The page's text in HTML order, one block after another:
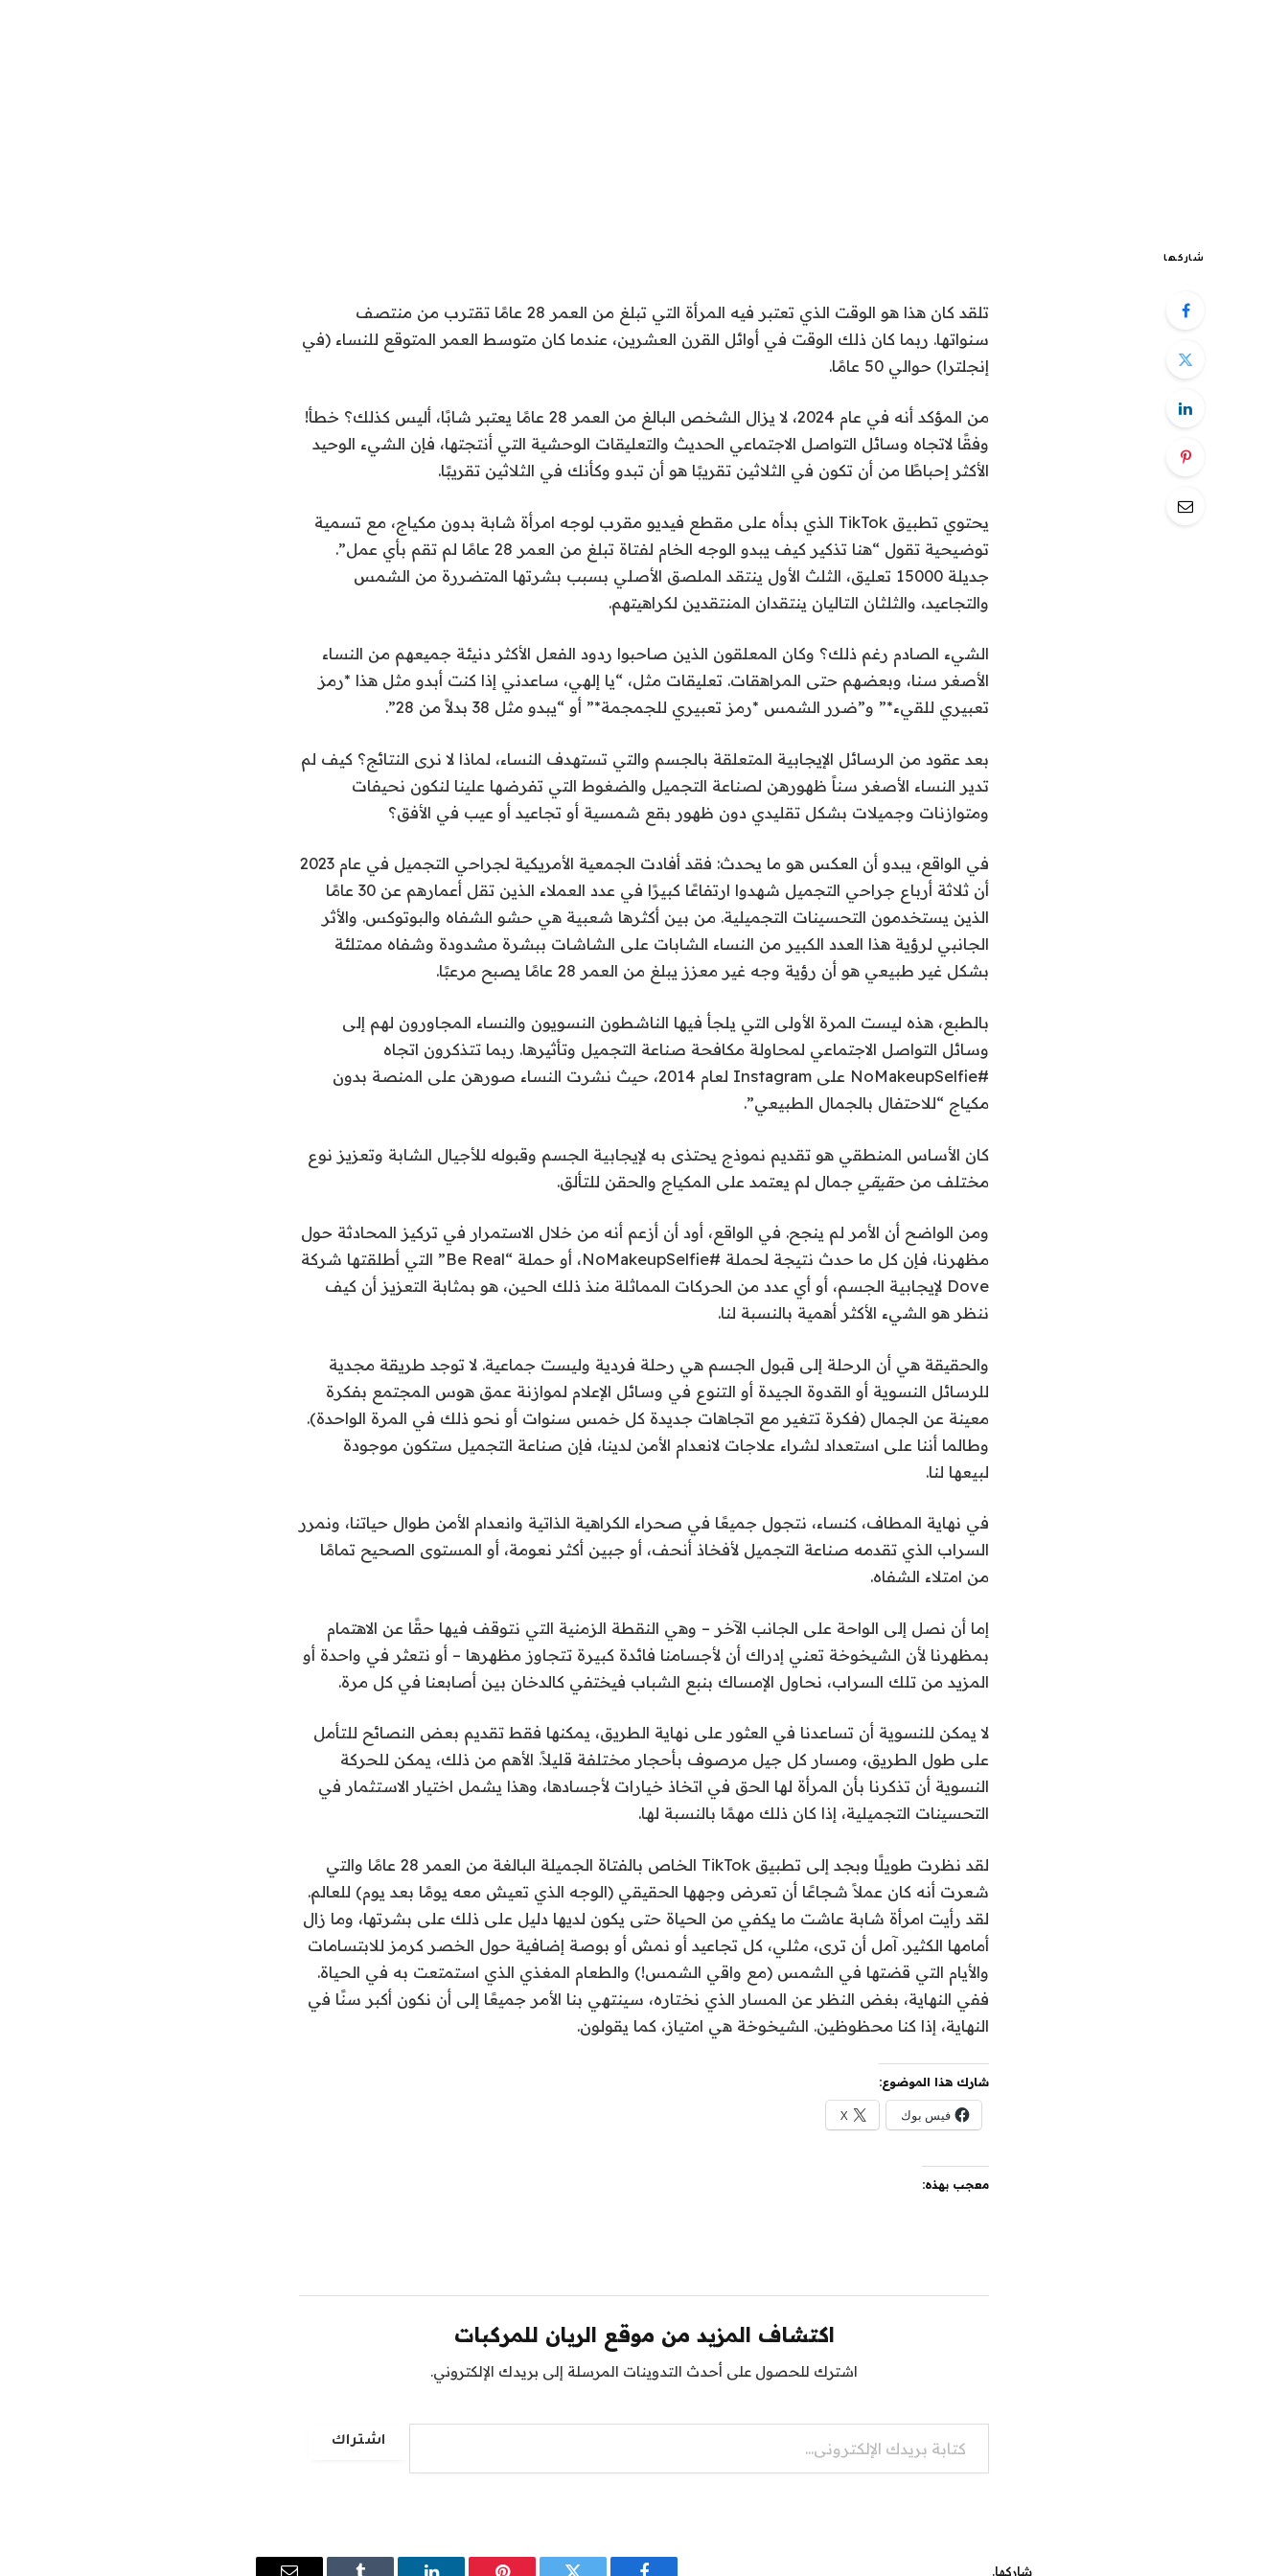
شاركها
ت
لقد كان هذا هو الوقت الذي تعتبر فيه المرأة التي تبلغ من العمر 28 عامًا تقترب من منتصف
سنواتها. ربما كان ذلك الوقت في أوائل القرن العشرين، عندما كان متوسط ​​العمر المتوقع للنساء (في
إنجلترا) حوالي 50 عامًا.
من المؤكد أنه في عام 2024، لا يزال الشخص البالغ من العمر 28 عامًا يعتبر شابًا، أليس كذلك؟ خطأ!
وفقًا لاتجاه وسائل التواصل الاجتماعي الحديث والتعليقات الوحشية التي أنتجتها، فإن الشيء الوحيد
الأكثر إحباطًا من أن تكون في الثلاثين تقريبًا هو أن تبدو وكأنك في الثلاثين تقريبًا.
يحتوي تطبيق TikTok الذي بدأه على مقطع فيديو مقرب لوجه امرأة شابة بدون مكياج، مع تسمية
توضيحية تقول “هنا تذكير كيف يبدو الوجه الخام لفتاة تبلغ من العمر 28 عامًا لم تقم بأي عمل”.
جديلة 15000 تعليق، الثلث الأول ينتقد الملصق الأصلي بسبب بشرتها المتضررة من الشمس
والتجاعيد، والثلثان التاليان ينتقدان المنتقدين لكراهيتهم.
الشيء الصادم رغم ذلك؟ وكان المعلقون الذين صاحبوا ردود الفعل الأكثر دنيئة جميعهم من النساء
الأصغر سنا، وبعضهم حتى المراهقات. تعليقات مثل، “يا إلهي، ساعدني إذا كنت أبدو مثل هذا *رمز
تعبيري للقيء*” و”ضرر الشمس *رمز تعبيري للجمجمة*” أو “يبدو مثل 38 بدلاً من 28”.
بعد عقود من الرسائل الإيجابية المتعلقة بالجسم والتي تستهدف النساء، لماذا لا نرى النتائج؟ كيف لم
تدير النساء الأصغر سناً ظهورهن لصناعة التجميل والضغوط التي تفرضها علينا لنكون نحيفات
ومتوازنات وجميلات بشكل تقليدي دون ظهور بقع شمسية أو تجاعيد أو عيب في الأفق؟
في الواقع، يبدو أن العكس هو ما يحدث: فقد أفادت الجمعية الأمريكية لجراحي التجميل في عام 2023
أن ثلاثة أرباع جراحي التجميل شهدوا ارتفاعًا كبيرًا في عدد العملاء الذين تقل أعمارهم عن 30 عامًا
الذين يستخدمون التحسينات التجميلية. من بين أكثرها شعبية هي حشو الشفاه والبوتوكس. والأثر
الجانبي لرؤية هذا العدد الكبير من النساء الشابات على الشاشات ببشرة مشدودة وشفاه ممتلئة
بشكل غير طبيعي هو أن رؤية وجه غير معزز يبلغ من العمر 28 عامًا يصبح مرعبًا.
بالطبع، هذه ليست المرة الأولى التي يلجأ فيها الناشطون النسويون والنساء المجاورون لهم إلى
وسائل التواصل الاجتماعي لمحاولة مكافحة صناعة التجميل وتأثيرها. ربما تتذكرون اتجاه
#NoMakeupSelfie على Instagram لعام 2014، حيث نشرت النساء صورهن على المنصة بدون
مكياج “للاحتفال بالجمال الطبيعي”.
كان الأساس المنطقي هو تقديم نموذج يحتذى به لإيجابية الجسم وقبوله للأجيال الشابة وتعزيز نوع
مختلف منحقيقي جمال لم يعتمد على المكياج والحقن للتألق.
ومن الواضح أن الأمر لم ينجح. في الواقع، أود أن أزعم أنه من خلال الاستمرار في تركيز المحادثة حول
مظهرنا، فإن كل ما حدث نتيجة لحملة #NoMakeupSelfie، أو حملة “Be Real” التي أطلقتها شركة
Dove لإيجابية الجسم، أو أي عدد من الحركات المماثلة منذ ذلك الحين، هو بمثابة التعزيز أن كيف
ننظر هو الشيء الأكثر أهمية بالنسبة لنا.
والحقيقة هي أن الرحلة إلى قبول الجسم هي رحلة فردية وليست جماعية. لا توجد طريقة مجدية
للرسائل النسوية أو القدوة الجيدة أو التنوع في وسائل الإعلام لموازنة عمق هوس المجتمع بفكرة
معينة عن الجمال (فكرة تتغير مع اتجاهات جديدة كل خمس سنوات أو نحو ذلك في المرة الواحدة).
وطالما أننا على استعداد لشراء علاجات لانعدام الأمن لدينا، فإن صناعة التجميل ستكون موجودة
لبيعها لنا.
في نهاية المطاف، كنساء، نتجول جميعًا في صحراء الكراهية الذاتية وانعدام الأمن طوال حياتنا، ونمرر
السراب الذي تقدمه صناعة التجميل لأفخاذ أنحف، أو جبين أكثر نعومة، أو المستوى الصحيح تمامًا
من امتلاء الشفاه.
إما أن نصل إلى الواحة على الجانب الآخر – وهي النقطة الزمنية التي نتوقف فيها حقًا عن الاهتمام
بمظهرنا لأن الشيخوخة تعني إدراك أن لأجسامنا فائدة كبيرة تتجاوز مظهرها – أو نتعثر في واحدة أو
المزيد من تلك السراب، نحاول الإمساك بنبع الشباب فيختفي كالدخان بين أصابعنا في كل مرة.
لا يمكن للنسوية أن تساعدنا في العثور على نهاية الطريق، يمكنها فقط تقديم بعض النصائح للتأمل
على طول الطريق، ومسار كل جيل مرصوف بأحجار مختلفة قليلاً. الأهم من ذلك، يمكن للحركة
النسوية أن تذكرنا بأن المرأة لها الحق في اتخاذ خيارات لأجسادها، وهذا يشمل اختيار الاستثمار في
التحسينات التجميلية، إذا كان ذلك مهمًا بالنسبة لها.
لقد نظرت طويلًا وبجد إلى تطبيق TikTok الخاص بالفتاة الجميلة البالغة من العمر 28 عامًا والتي
شعرت أنه كان عملاً شجاعًا أن تعرض وجهها الحقيقي (الوجه الذي تعيش معه يومًا بعد يوم) للعالم.
لقد رأيت امرأة شابة عاشت ما يكفي من الحياة حتى يكون لديها دليل على ذلك على بشرتها، وما زال
أمامها الكثير. آمل أن ترى، مثلي، كل تجاعيد أو نمش أو بوصة إضافية حول الخصر كرمز للابتسامات
والأيام التي قضتها في الشمس (مع واقي الشمس!) والطعام المغذي الذي استمتعت به في الحياة.
ففي النهاية، بغض النظر عن المسار الذي نختاره، سينتهي بنا الأمر جميعًا إلى أن نكون أكبر سنًا في
النهاية، إذا كنا محظوظين. الشيخوخة هي امتياز، كما يقولون.
شارك هذا الموضوع:
فيس بوك X
معجب بهذه:
اكتشاف المزيد من موقع الريان للمركبات
اشترك للحصول على أحدث التدوينات المرسلة إلى بريدك الإلكتروني.
كتابة بريدك الإلكتروني...
اشتراك
شاركها.